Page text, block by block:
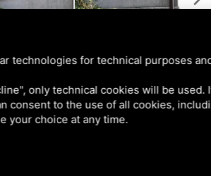
technologies for technical purposes
only technical cookies will be
consent to the use of all cookies,
your choice at any time.